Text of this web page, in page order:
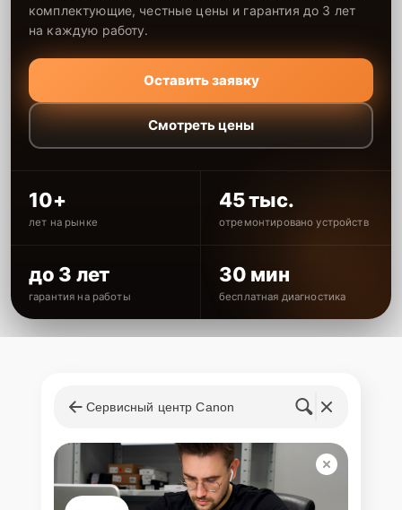
комплектующие, честные цены и гарантия до 3 лет
на каждую работу.
Оставить заявку
Смотреть цены
10+
лет на рынке
45 тыс.
отремонтировано устройств
до 3 лет
гарантия на работы
30 мин
бесплатная диагностика
Сервисный центр Canon